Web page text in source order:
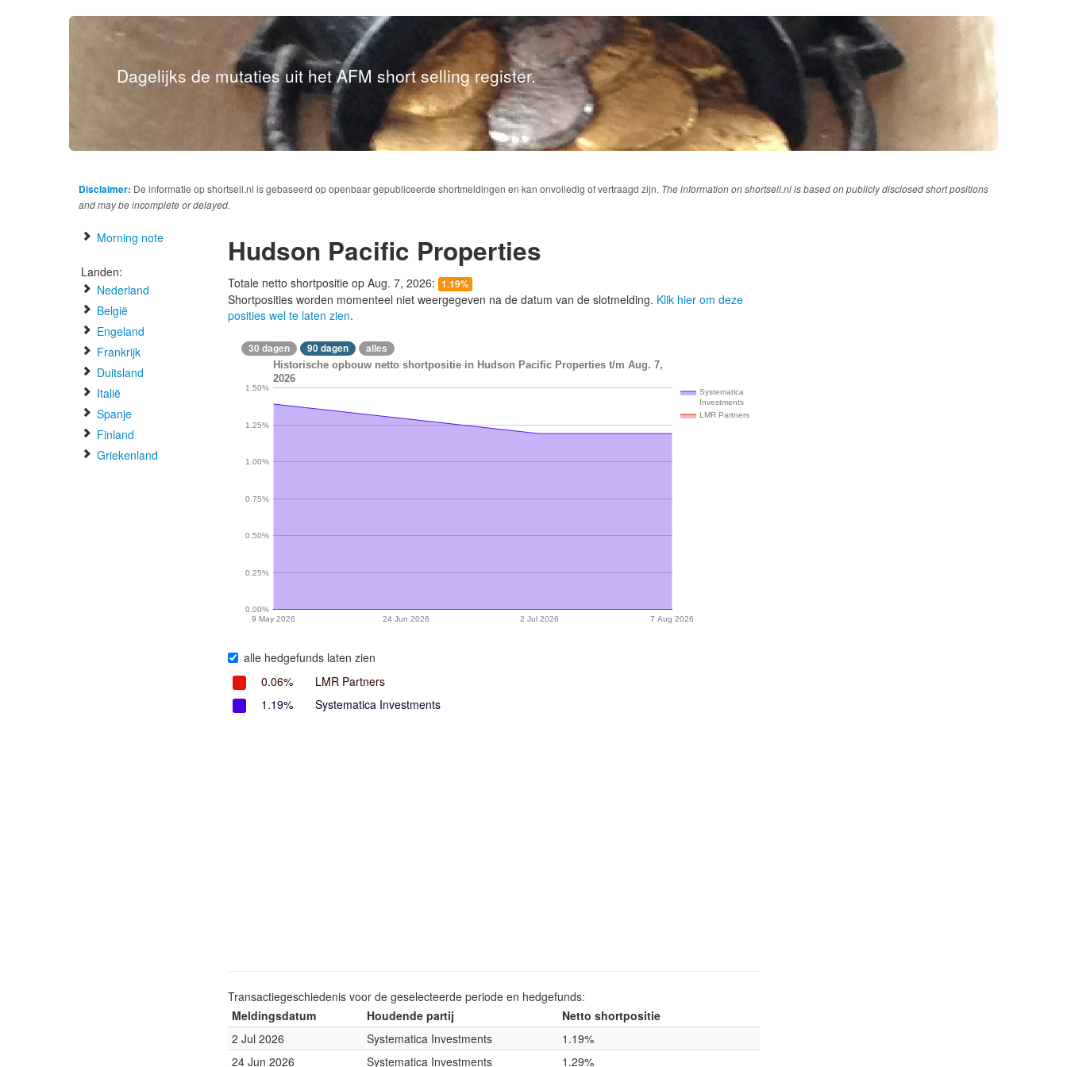
Dagelijks de mutaties uit het AFM short selling register.
Disclaimer: De informatie op shortsell.nl is gebaseerd op openbaar gepubliceerde shortmeldingen en kan onvolledig of vertraagd zijn. The information on shortsell.nl is based on publicly disclosed short positions
and may be incomplete or delayed.
Morning note
Landen:
Nederland
België
Engeland
Frankrijk
Duitsland
Italië
Spanje
Finland
Griekenland
Hudson Pacific Properties
Totale netto shortpositie op Aug. 7, 2026: 1.19%
Shortposities worden momenteel niet weergegeven na de datum van de slotmelding. Klik hier om deze
posities wel te laten zien.
30 dagen 90 dagen alles
Historische opbouw netto shortpositie in Hudson Pacific Properties t/m Aug. 7,
2026
Systematica
Investments
LMR Partners
9 May 2026 24 Jun 2026 2 Jul 2026 7 Aug 2026
0.00%
0.25%
0.50%
0.75%
1.00%
1.25%
1.50%
alle hedgefunds laten zien
0.06%
LMR Partners
1.19%
Systematica Investments
Transactiegeschiedenis voor de geselecteerde periode en hedgefunds:
Meldingsdatum
Houdende partij
Netto shortpositie
2 Jul 2026
Systematica Investments
1.19%
24 Jun 2026
Systematica Investments 1.29%